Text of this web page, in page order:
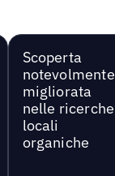
Scoperta
notevolmente
migliorata
nelle ricerche
locali
organiche